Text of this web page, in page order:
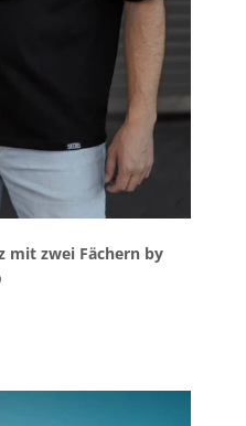
mit zwei Fächern by